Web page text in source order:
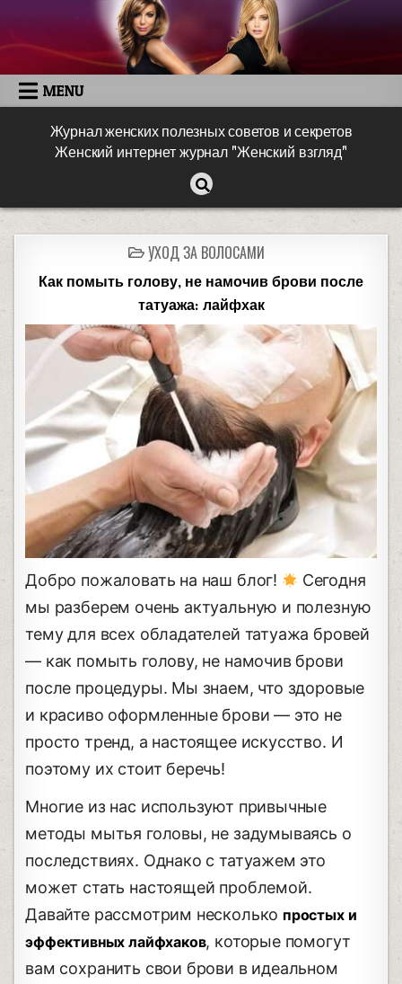
MENU
Журнал женских полезных советов и секретов
Женский интернет журнал "Женский взгляд"
УХОД ЗА ВОЛОСАМИ
Как помыть голову, не намочив брови после
татуажа: лайфхак
Добро пожаловать на наш блог!
Сегодня
мы разберем очень актуальную и полезную
тему для всех обладателей татуажа бровей
— как помыть голову, не намочив брови
после процедуры. Мы знаем, что здоровые
и красиво оформленные брови — это не
просто тренд, а настоящее искусство. И
поэтому их стоит беречь!
Многие из нас используют привычные
методы мытья головы, не задумываясь о
последствиях. Однако с татуажем это
может стать настоящей проблемой.
Давайте рассмотрим несколько простых и
эффективных лайфхаков, которые помогут
вам сохранить свои брови в идеальном